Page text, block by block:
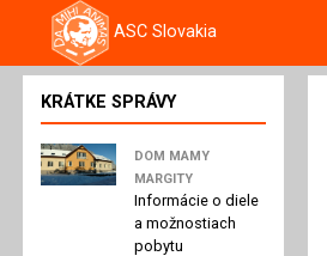
ASC Slovakia
KRÁTKE SPRÁVY
DOM MAMY
MARGITY
Informácie o diele
a možnostiach
pobytu